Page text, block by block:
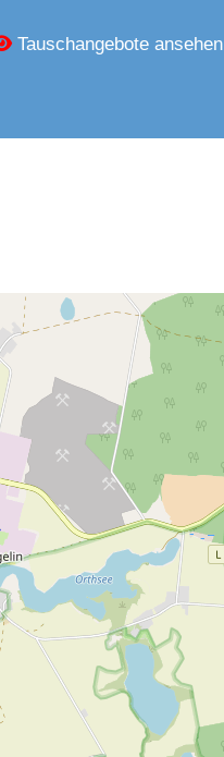
Tauschangebote ansehen